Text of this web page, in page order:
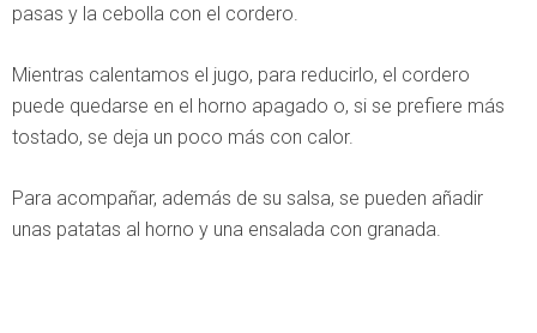
pasas y la cebolla con el cordero.
Mientras calentamos el jugo, para reducirlo, el cordero
puede quedarse en el horno apagado o, si se prefiere más
tostado, se deja un poco más con calor.
Para acompañar, además de su salsa, se pueden añadir
unas patatas al horno y una ensalada con granada.